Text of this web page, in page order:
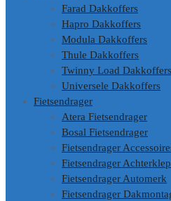
Farad Dakkoffers
Hapro Dakkoffers
Modula Dakkoffers
Thule Dakkoffers
Twinny Load Dakkoffers
Universele Dakkoffers
Fietsendrager
Atera Fietsendrager
Bosal Fietsendrager
Fietsendrager
Fietsendrager
Fietsendrager Automerk
Fietsendrager